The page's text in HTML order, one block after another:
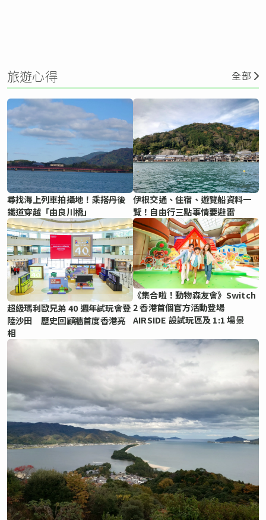
旅遊心得 全部
尋找海上列車拍攝地！乘搭丹後
鐵道穿越「由良川橋」
伊根交通、住宿、遊覽船資料一
覽！自由行三點事情要避雷
超級瑪利歐兄弟 40 週年試玩會登
陸沙田 歷史回顧牆首度香港亮
相
《集合啦！動物森友會》Switch
2 香港首個官方活動登場
AIRSIDE 設試玩區及 1:1 場景